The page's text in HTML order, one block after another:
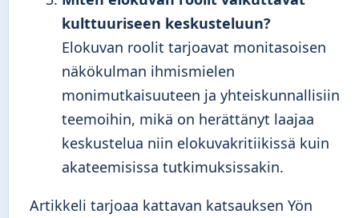
kulttuuriseen keskusteluun?
Elokuvan roolit tarjoavat monitasoisen
näkökulman ihmismielen
monimutkaisuuteen ja yhteiskunnallisiin
teemoihin, mikä on herättänyt laajaa
keskustelua niin elokuvakritiikissä kuin
akateemisissa tutkimuksissakin.
Artikkeli tarjoaa kattavan katsauksen Yön